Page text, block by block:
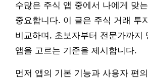
수많은 주식 앱 중에서 나에게 맞
중요합니다. 이 글은 주식 거래 투
비교하며, 초보자부터 전문가까지
앱을 고르는 기준을 제시합니다.
먼저 앱의 기본 기능과 사용자 편